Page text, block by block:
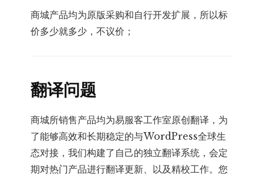
商城产品均为原版采购和自行开发扩展，所以标
价多少就多少，不议价；
翻译问题
商城所销售产品均为易服客工作室原创翻译，为
了能够高效和长期稳定的与WordPress全球生
态对接，我们构建了自己的独立翻译系统，会定
期对热门产品进行翻译更新、以及精校工作。您